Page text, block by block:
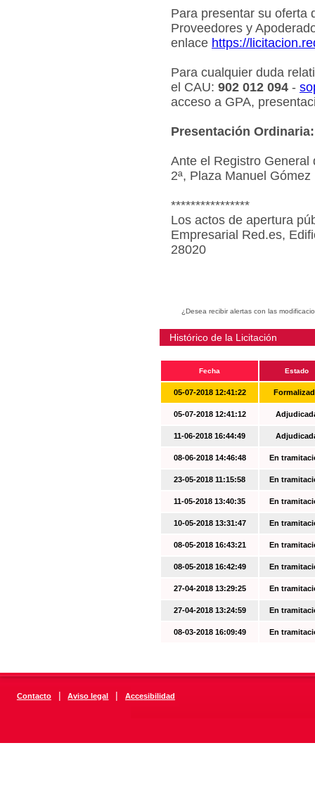
Para presentar su oferta
Proveedores y
enlace https://
Para cualquier duda
el CAU: 902 012 094 -
acceso a GPA,
Presentación Ordinaria:
Ante el Registro General
2ª, Plaza Manuel
****************
Los actos de apertura
Empresarial Red.es,
28020
¿Desea recibir alertas con las
Histórico de la Licitación
Fecha Estado
05-07-2018 12:41:22
05-07-2018 12:41:12
11-06-2018 16:44:49
08-06-2018 14:46:48 En
23-05-2018 11:15:58 En
11-05-2018 13:40:35 En
10-05-2018 13:31:47 En
08-05-2018 16:43:21 En
08-05-2018 16:42:49 En
27-04-2018 13:29:25 En
27-04-2018 13:24:59 En
08-03-2018 16:09:49 En
Contacto | Aviso legal | Accesibilidad